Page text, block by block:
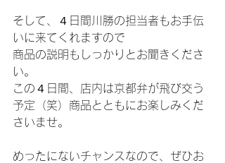
そして、４日間川勝の担当者もお手伝
いに来てくれますので
商品の説明もしっかりとお聞きくださ
い。
この４日間、店内は京都弁が飛び交う
予定（笑）商品とともにお楽しみくだ
さいませ。
めったにないチャンスなので、ぜひお